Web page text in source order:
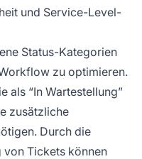
und Service-Level-
Status-Kategorien
zu optimieren.
als “In Wartestellung”
zusätzliche
Durch die
Tickets können